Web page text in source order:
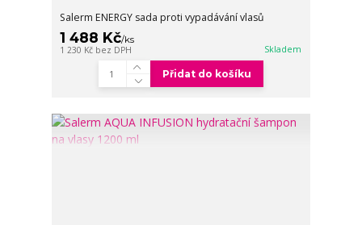
Salerm ENERGY sada proti vypadávání vlasů
1 488 Kč/ks
1 230 Kč bez DPH Skladem
Přidat do košíku